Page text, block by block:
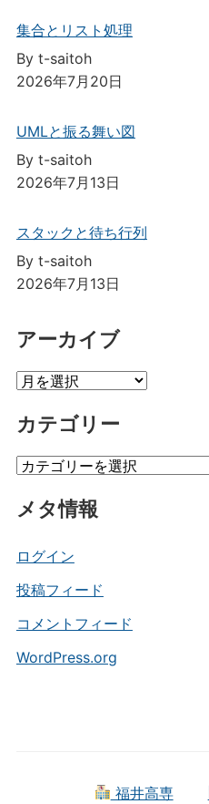
集合とリスト処理
By t-saitoh
2026年7月20日
UMLと振る舞い図
By t-saitoh
2026年7月13日
スタックと待ち行列
By t-saitoh
2026年7月13日
アーカイブ
ア
カ
ブ
カテゴリー
カ
ゴ
ー
メタ情報
ログイン
投稿フィード
コメントフィード
WordPress.org
福井高専